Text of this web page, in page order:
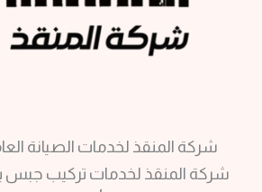
شركة المنقذ لخدمات الصيانة
شركة المنقذ لخدمات تركيب جبس